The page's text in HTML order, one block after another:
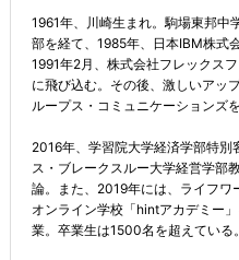
1961年、川崎生まれ。駒場東邦中
部を経て、1985年、日本IBM株式
1991年2月、株式会社フレックス
に飛び込む。その後、激しいアッ
ループス・コミュニケーションズを
2016年、学習院大学経済学部特
ス・ブレークスルー大学経営学部
論。また、2019年には、ライフワ
オンライン学校「hintアカデミー
業。卒業生は1500名を超えている。